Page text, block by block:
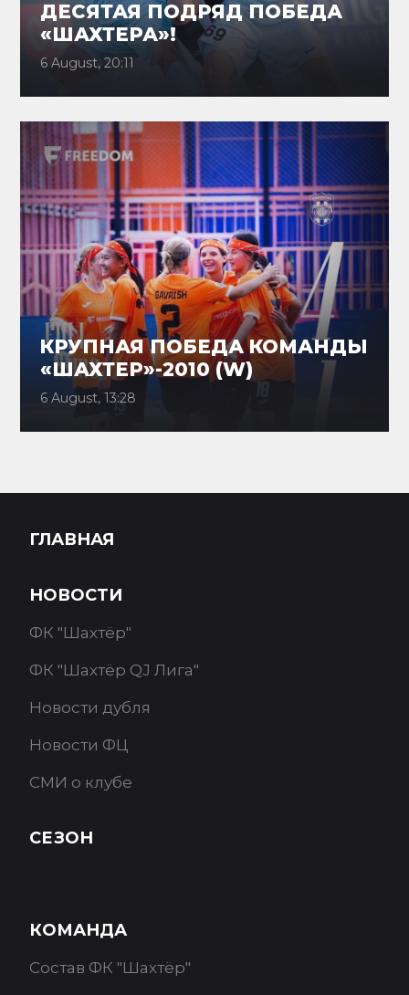
ДЕСЯТАЯ ПОДРЯД ПОБЕДА
«ШАХТЕРА»!
6 August, 20:11
КРУПНАЯ ПОБЕДА КОМАНДЫ
«ШАХТЕР»-2010 (W)
6 August, 13:28
ГЛАВНАЯ
НОВОСТИ
ФК "Шахтёр"
ФК "Шахтёр QJ Лига"
Новости дубля
Новости ФЦ
СМИ о клубе
СЕЗОН
КОМАНДА
Состав ФК "Шахтёр"